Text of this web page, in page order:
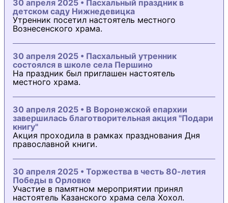
30 апреля 2025 • Пасхальный праздник в
детском саду Нижнедевицка
Утренник посетил настоятель местного
Вознесенского храма.
30 апреля 2025 • Пасхальный утренник
состоялся в школе села Першино
На праздник был приглашен настоятель
местного храма.
30 апреля 2025 • В Воронежской епархии
завершилась благотворительная акция "Подари
книгу"
Акция проходила в рамках празднования Дня
православной книги.
30 апреля 2025 • Торжества в честь 80-летия
Победы в Орловке
Участие в памятном мероприятии принял
настоятель Казанского храма села Хохол.